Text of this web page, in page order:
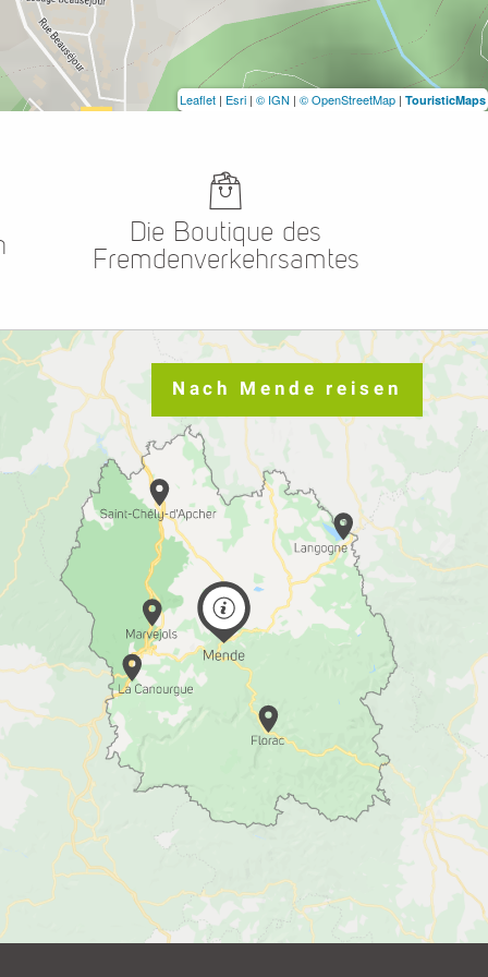
Leaflet | Esri | © IGN | © OpenStreetMap | TouristicMaps
Die Boutique des
Fremdenverkehrsamtes
Nach Mende reisen